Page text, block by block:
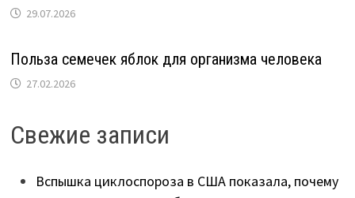
29.07.2026
Польза семечек яблок для организма человека
27.02.2026
Свежие записи
Вспышка циклоспороза в США показала, почему